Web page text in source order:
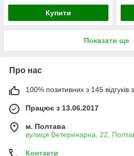
Купити
Показати ще
Про нас
100% позитивних з 145 відгуків
Працює з 13.06.2017
м. Полтава
вулиця Ветеринарна, 22,
Контакти